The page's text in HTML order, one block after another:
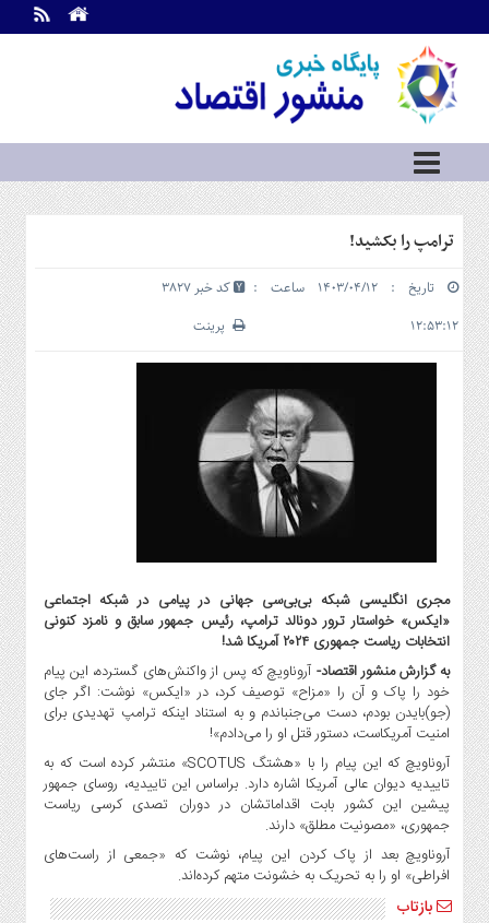
اطلاعات
تماس
ما
درباره
ما
سرویس
ها
بازار
سرمایه
و
بورس
و
شهری
گاز
و
پتروشیمی
و
خودرو
استارت
آپ
و
فن
آوری
بانک
،
بیمه
و
ارز
دیجیتال
ترامپ را بکشید!
تاریخ : ۱۴۰۳/۰۴/۱۲ ساعت :
۱۲:۵۳:۱۲
کد خبر 3827
پرینت
مجری انگلیسی شبکه بی‌بی‌سی جهانی در پیامی در شبکه اجتماعی
«ایکس» خواستار ترور دونالد ترامپ، رئیس جمهور سابق و نامزد کنونی
انتخابات ریاست جمهوری ۲۰۲۴ آمریکا شد!
به گزارش منشور اقتصاد- آروناویچ که پس از واکنش‌های گسترده، این پیام
خود را پاک و آن را «مزاح» توصیف کرد، در «ایکس» نوشت: اگر جای
(جو)بایدن بودم، دست می‌جنباندم و به استناد اینکه ترامپ تهدیدی برای
امنیت آمریکاست، دستور قتل او را می‌دادم»!
آروناویچ که این پیام را با «هشتگ SCOTUS» منتشر کرده است که به
تاییدیه دیوان عالی آمریکا اشاره دارد. براساس این تاییدیه، روسای جمهور
پیشین این کشور بابت اقداماتشان در دوران تصدی کرسی ریاست
جمهوری، «مصونیت مطلق» دارند.
آروناویچ بعد از پاک کردن این پیام، نوشت که «جمعی از راست‌های
افراطی» او را به تحریک به خشونت متهم کرده‌اند.
بازتاب